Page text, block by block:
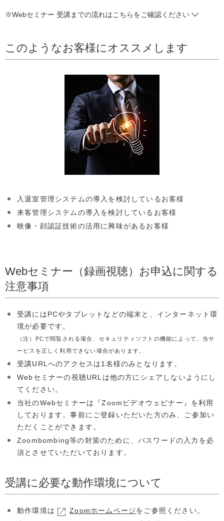
※Webセミナー 受講までの流れはこちらをご確認ください
このようなお客様にオススメします
入退室管理システムの導入を検討しているお客様
来客管理システムの導入を検討しているお客様
映像・顔認証技術の活用に興味があるお客様
Webセミナー（録画視聴）お申込に関する
注意事項
受講にはPCやタブレットなどの端末と、インターネット環
境が必要です。
（注）PCで閲覧される場合、セキュリティソフトの機能によって、当サ
ービスを正しく利用できない場合があります。
受講URLへのアクセスは1名様のみとなります。
Webセミナーの視聴URLは他の方にシェアしないようにし
てください。
当社のWebセミナーは『Zoomビデオウェビナー』を利用
しております。事前にご登録いただいた方のみ、ご参加い
ただくことができます。
Zoombombing等の対策のために、パスワードの入力を必
須とさせていただいております。
受講に必要な動作環境について
動作環境は Zoomホームページをご参照ください。